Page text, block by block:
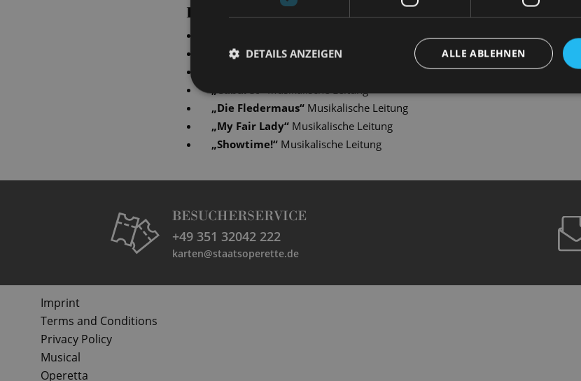
PRODUCTIONS
die lustige witwe“ Musikalische Leitung
„Cabaret“ Musikalische Leitung
„Die Fledermaus“ Musikalische Leitung
„My Fair Lady“ Musikalische Leitung
„Showtime!“ Musikalische Leitung
BESUCHERSERVICE
+49 351 32042 222
karten@staatsoperette.de
Imprint
Terms and Conditions
Privacy Policy
Musical
Operetta
ALLE ABLEHNEN
DETAILS ANZEIGEN